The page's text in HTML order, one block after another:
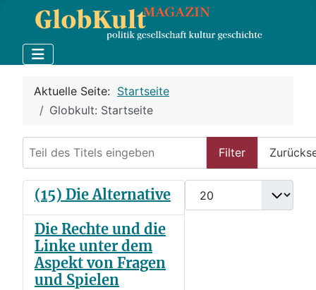
Aktuelle Seite: Startseite
Globkult: Startseite
Filter
Anzeige #
(15) Die Alternative
Die Rechte und die
Linke unter dem
Aspekt von Fragen
und Spielen